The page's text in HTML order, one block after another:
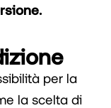
per la
la scelta di